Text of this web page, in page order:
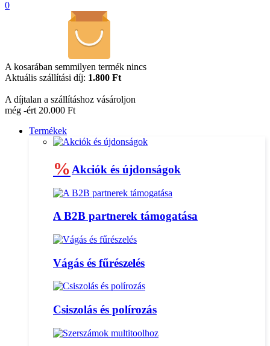
0
A kosarában semmilyen termék nincs
Aktuális szállítási díj: 1.800 Ft
A díjtalan a szállításhoz vásároljon
még -ért 20.000 Ft
Termékek
% Akciók és újdonságok
A B2B partnerek támogatása
Vágás és fűrészelés
Csiszolás és polírozás